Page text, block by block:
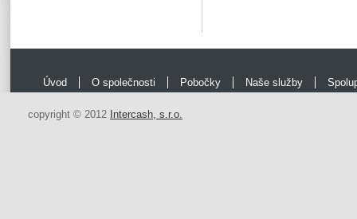
Úvod O společnosti Pobočky Naše služby
copyright © 2012 Intercash, s.r.o.